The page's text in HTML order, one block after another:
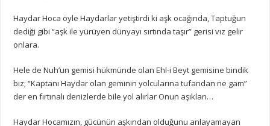
Haydar Hoca öyle Haydarlar yetiştirdi ki aşk ocağında, Taptuğun
dediği gibi “aşk ile yürüyen dünyayı sırtında taşır” gerisi vız gelir
onlara.
Hele de Nuh’un gemisi hükmünde olan Ehl-i Beyt gemisine bindik
biz; “Kaptanı Haydar olan geminin yolcularına tufandan ne gam”
der en fırtınalı denizlerde bile yol alırlar Onun aşıkları…
Haydar Hocamızın, gücünün aşkından olduğunu anlayamayan